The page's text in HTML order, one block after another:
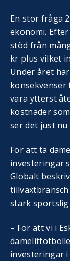
En stor fråga
ekonomi.
stöd från
kr plus vilket
Under året
vara ytterst
kostnader
ser det just
För att ta
investeringar
Globalt
stark sportslig
– För att vi i
investeringar